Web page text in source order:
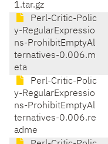
1.tar.gz
Perl-Critic-Polic
y-RegularExpressio
ns-ProhibitEmptyAl
ternatives-0.006.m
eta
Perl-Critic-Polic
y-RegularExpressio
ns-ProhibitEmptyAl
ternatives-0.006.re
adme